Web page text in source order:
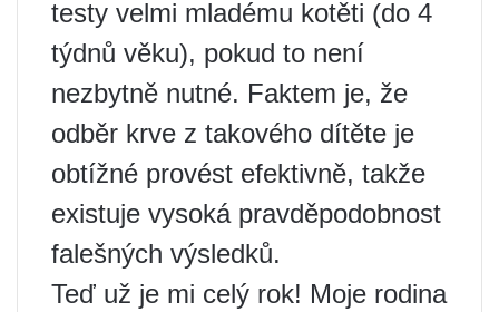
testy velmi mladému kotěti (do 4
týdnů věku), pokud to není
nezbytně nutné. Faktem je, že
odběr krve z takového dítěte je
obtížné provést efektivně, takže
existuje vysoká pravděpodobnost
falešných výsledků.
Teď už je mi celý rok! Moje rodina